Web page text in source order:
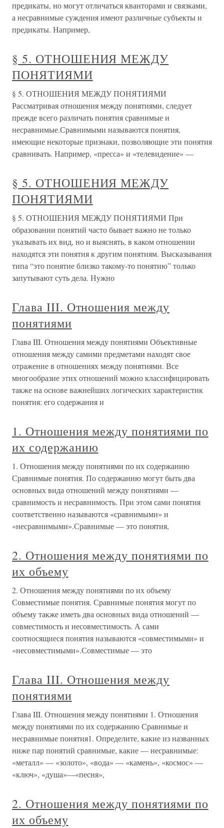
предикаты, но могут отличаться кванторами и связками,
а несравнимые суждения имеют различные субъекты и
предикаты. Например,
§ 5. ОТНОШЕНИЯ МЕЖДУ
ПОНЯТИЯМИ
§ 5. ОТНОШЕНИЯ МЕЖДУ ПОНЯТИЯМИ
Рассматривая отношения между понятиями, следует
прежде всего различать понятия сравнимые и
несравнимые.Сравнимыми называются понятия,
имеющие некоторые признаки, позволяющие эти понятия
сравнивать. Например, «пресса» и «телевидение» —
§ 5. ОТНОШЕНИЯ МЕЖДУ
ПОНЯТИЯМИ
§ 5. ОТНОШЕНИЯ МЕЖДУ ПОНЯТИЯМИ При
образовании понятий часто бывает важно не только
указывать их вид, но и выяснять, в каком отношении
находятся эти понятия к другим понятиям. Высказывания
типа “это понятие близко такому-то понятию” только
запутывают суть дела. Нужно
Глава III. Отношения между
понятиями
Глава III. Отношения между понятиями Объективные
отношения между самими предметами находят свое
отражение в отношениях между понятиями. Все
многообразие этих отношений можно классифицировать
также на основе важнейших логических характеристик
понятия: его содержания и
1. Отношения между понятиями по
их содержанию
1. Отношения между понятиями по их содержанию
Сравнимые понятия. По содержанию могут быть два
основных вида отношений между понятиями —
сравнимость и несравнимость. При этом сами понятия
соответственно называются «сравнимыми» и
«несравнимыми».Сравнимые — это понятия,
2. Отношения между понятиями по
их объему
2. Отношения между понятиями по их объему
Совместимые понятия. Сравнимые понятия могут по
объему также иметь два основных вида отношений —
совместимость и несовместимость. А сами
соотносящиеся понятия называются «совместимыми» и
«несовместимыми».Совместимые — это
Глава III. Отношения между
понятиями
Глава III. Отношения между понятиями 1. Отношения
между понятиями по их содержанию Сравнимые и
несравнимые понятия1. Определите, какие из названных
ниже пар понятий сравнимые, какие — несравнимые:
«металл» — «золото», «вода» — «камень», «космос» —
«ключ», «душа»—«песня»,
2. Отношения между понятиями по
их объему